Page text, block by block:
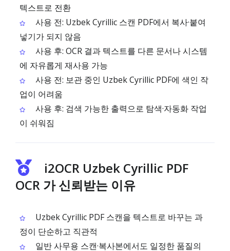
텍스트로 전환
사용 전: Uzbek Cyrillic 스캔 PDF에서 복사·붙여
넣기가 되지 않음
사용 후: OCR 결과 텍스트를 다른 문서나 시스템
에 자유롭게 재사용 가능
사용 전: 보관 중인 Uzbek Cyrillic PDF에 색인 작
업이 어려움
사용 후: 검색 가능한 출력으로 탐색·자동화 작업
이 쉬워짐
i2OCR Uzbek Cyrillic PDF
OCR 가 신뢰받는 이유
Uzbek Cyrillic PDF 스캔을 텍스트로 바꾸는 과
정이 단순하고 직관적
일반 사무용 스캔·복사본에서도 일정한 품질의